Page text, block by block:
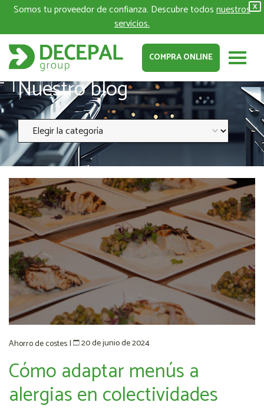
X
Somos tu proveedor de confianza. Descubre todosnuestros
servicios.
COMPRA ONLINE
Nuestro blog
Ahorro de costes| 20 de junio de 2024
Cómo adaptar menús a
alergias en colectividades